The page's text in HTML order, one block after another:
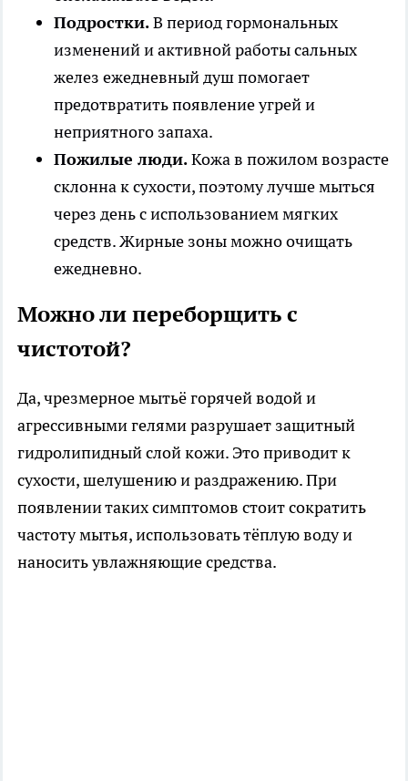
Подростки.В период гормональных
изменений и активной работы сальных
желез ежедневный душ помогает
предотвратить появление угрей и
неприятного запаха.
Пожилые люди.Кожа в пожилом возрасте
склонна к сухости, поэтому лучше мыться
через день с использованием мягких
средств. Жирные зоны можно очищать
ежедневно.
Можно ли переборщить с
чистотой?
Да, чрезмерное мытьё горячей водой и
агрессивными гелями разрушает защитный
гидролипидный слой кожи. Это приводит к
сухости, шелушению и раздражению. При
появлении таких симптомов стоит сократить
частоту мытья, использовать тёплую воду и
наносить увлажняющие средства.